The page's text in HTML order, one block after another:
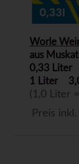
Worle
aus
0,33 Liter
1 Liter
(1,0 Liter
Preis